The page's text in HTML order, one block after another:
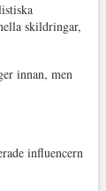
skildringar,
innan, men
influencern